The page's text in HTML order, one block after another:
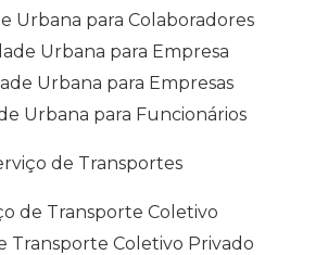
Urbana para Colaboradores
Urbana para Empresa
Urbana para Empresas
Urbana para Funcionários
de Transportes
de Transporte Coletivo
Transporte Coletivo Privado